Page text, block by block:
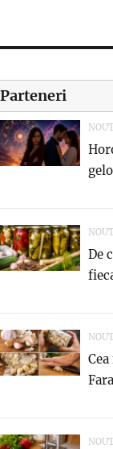
Parteneri
De